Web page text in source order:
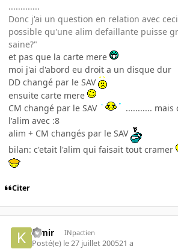
.............
Donc j'ai un question en relation avec
possible qu'une alim defaillante puisse
saine?"
et pas que la carte mere
moi j'ai d'abord eu droit a un disque dur
DD changé par le SAV
ensuite carte mere
CM changé par le SAV
........... mais
l'alim avec :8
alim + CM changés par le SAV
bilan: c'etait l'alim qui faisait tout cramer
Citer
kimir INpactien
Posté(e) le 27 juillet 200521 a